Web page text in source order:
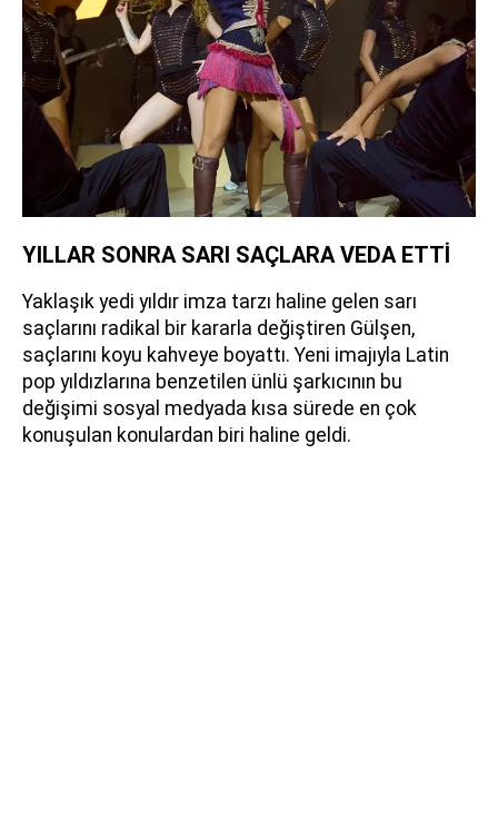
YILLAR SONRA SARI SAÇLARA VEDA ETTİ
Yaklaşık yedi yıldır imza tarzı haline gelen sarı
saçlarını radikal bir kararla değiştiren Gülşen,
saçlarını koyu kahveye boyattı. Yeni imajıyla Latin
pop yıldızlarına benzetilen ünlü şarkıcının bu
değişimi sosyal medyada kısa sürede en çok
konuşulan konulardan biri haline geldi.